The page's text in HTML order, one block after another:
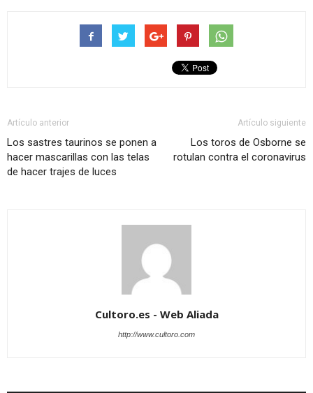
Artículo anterior
Los sastres taurinos se ponen a
hacer mascarillas con las telas
de hacer trajes de luces
Artículo siguiente
Los toros de Osborne se
rotulan contra el coronavirus
Cultoro.es - Web Aliada
http://www.cultoro.com